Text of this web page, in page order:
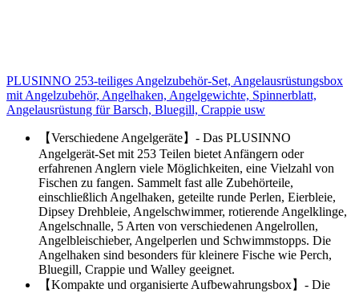
PLUSINNO 253-teiliges Angelzubehör-Set, Angelausrüstungsbox
mit Angelzubehör, Angelhaken, Angelgewichte, Spinnerblatt,
Angelausrüstung für Barsch, Bluegill, Crappie usw
【Verschiedene Angelgeräte】- Das PLUSINNO
Angelgerät-Set mit 253 Teilen bietet Anfängern oder
erfahrenen Anglern viele Möglichkeiten, eine Vielzahl von
Fischen zu fangen. Sammelt fast alle Zubehörteile,
einschließlich Angelhaken, geteilte runde Perlen, Eierbleie,
Dipsey Drehbleie, Angelschwimmer, rotierende Angelklinge,
Angelschnalle, 5 Arten von verschiedenen Angelrollen,
Angelbleischieber, Angelperlen und Schwimmstopps. Die
Angelhaken sind besonders für kleinere Fische wie Perch,
Bluegill, Crappie und Walley geeignet.
【Kompakte und organisierte Aufbewahrungsbox】- Die